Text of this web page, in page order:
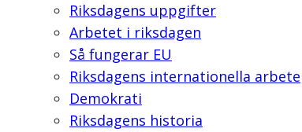
Riksdagens uppgifter
Arbetet i riksdagen
Så fungerar EU
Riksdagens internationella arbete
Demokrati
Riksdagens historia